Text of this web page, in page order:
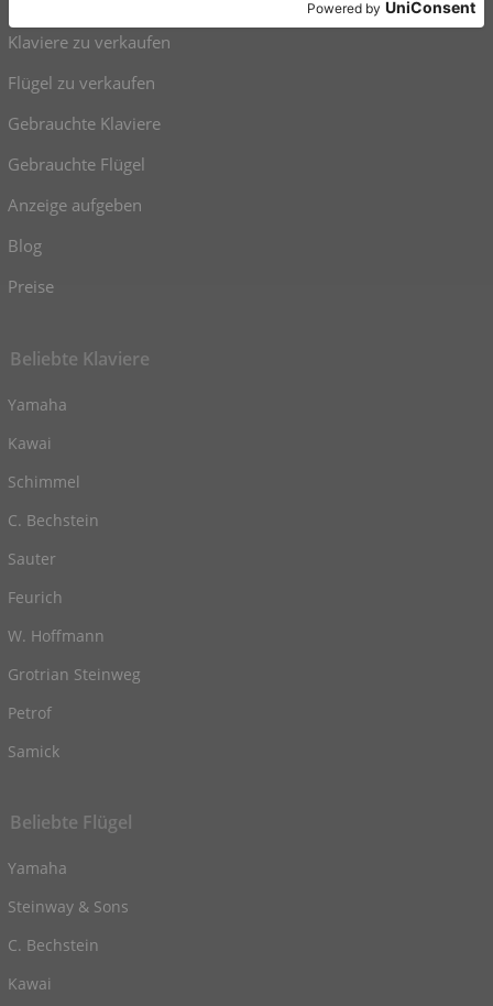
Klaviere zu verkaufen
Flügel zu verkaufen
Gebrauchte Klaviere
Gebrauchte Flügel
Anzeige aufgeben
Blog
Preise
Beliebte Klaviere
Yamaha
Kawai
Schimmel
C. Bechstein
Sauter
Feurich
W. Hoffmann
Grotrian Steinweg
Petrof
Samick
Beliebte Flügel
Yamaha
Steinway & Sons
C. Bechstein
Kawai